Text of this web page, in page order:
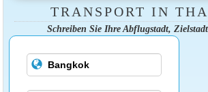
TRANSPORT IN
Schreiben Sie Ihre Abflugstadt,